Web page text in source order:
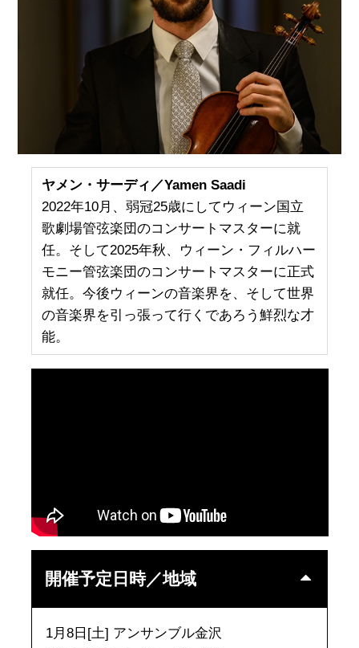
ヤメン・サーディ／Yamen Saadi
2022年10月、弱冠25歳にしてウィーン国立
歌劇場管弦楽団のコンサートマスターに就
任。そして2025年秋、ウィーン・フィルハー
モニー管弦楽団のコンサートマスターに正式
就任。今後ウィーンの音楽界を、そして世界
の音楽界を引っ張って行くであろう鮮烈な才
能。
開催予定日時／地域
1月8日[土] アンサンブル金沢